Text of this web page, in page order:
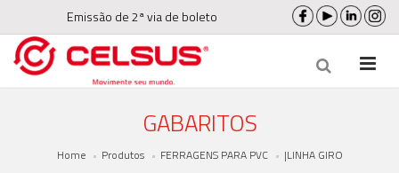
Emissão de 2ª via de boleto
GABARITOS
Home Produtos FERRAGENS PARA PVC |LINHA GIRO